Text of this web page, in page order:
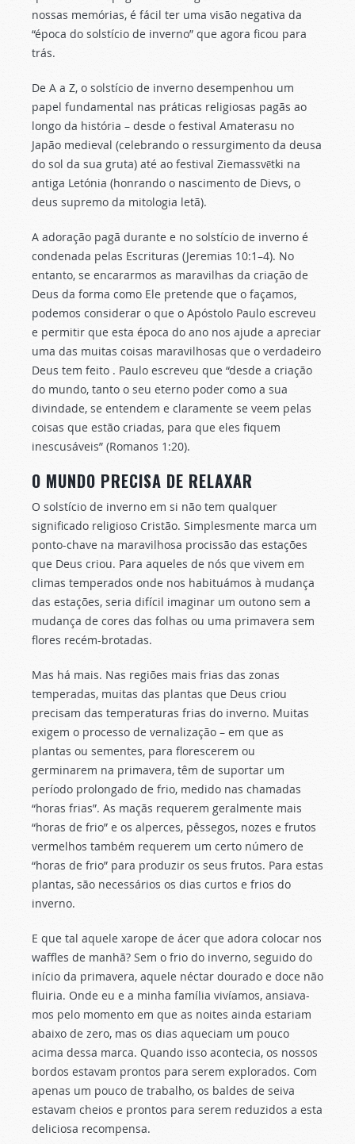
nossas memórias, é fácil ter uma visão negativa da
“época do solstício de inverno” que agora ficou para
trás.
De A a Z, o solstício de inverno desempenhou um
papel fundamental nas práticas religiosas pagãs ao
longo da história – desde o festival Amaterasu no
Japão medieval (celebrando o ressurgimento da deusa
do sol da sua gruta) até ao festival Ziemassvētki na
antiga Letónia (honrando o nascimento de Dievs, o
deus supremo da mitologia letã).
A adoração pagã durante e no solstício de inverno é
condenada pelas Escrituras (Jeremias 10:1–4). No
entanto, se encararmos as maravilhas da criação de
Deus da forma como Ele pretende que o façamos,
podemos considerar o que o Apóstolo Paulo escreveu
e permitir que esta época do ano nos ajude a apreciar
uma das muitas coisas maravilhosas que o verdadeiro
Deus tem feito . Paulo escreveu que “desde a criação
do mundo, tanto o seu eterno poder como a sua
divindade, se entendem e claramente se veem pelas
coisas que estão criadas, para que eles fiquem
inescusáveis” (Romanos 1:20).
O MUNDO PRECISA DE RELAXAR
O solstício de inverno em si não tem qualquer
significado religioso Cristão. Simplesmente marca um
ponto-chave na maravilhosa procissão das estações
que Deus criou. Para aqueles de nós que vivem em
climas temperados onde nos habituámos à mudança
das estações, seria difícil imaginar um outono sem a
mudança de cores das folhas ou uma primavera sem
flores recém-brotadas.
Mas há mais. Nas regiões mais frias das zonas
temperadas, muitas das plantas que Deus criou
precisam das temperaturas frias do inverno. Muitas
exigem o processo de vernalização – em que as
plantas ou sementes, para florescerem ou
germinarem na primavera, têm de suportar um
período prolongado de frio, medido nas chamadas
“horas frias”. As maçãs requerem geralmente mais
“horas de frio” e os alperces, pêssegos, nozes e frutos
vermelhos também requerem um certo número de
“horas de frio” para produzir os seus frutos. Para estas
plantas, são necessários os dias curtos e frios do
inverno.
E que tal aquele xarope de ácer que adora colocar nos
waffles de manhã? Sem o frio do inverno, seguido do
início da primavera, aquele néctar dourado e doce não
fluiria. Onde eu e a minha família vivíamos, ansiava-
mos pelo momento em que as noites ainda estariam
abaixo de zero, mas os dias aqueciam um pouco
acima dessa marca. Quando isso acontecia, os nossos
bordos estavam prontos para serem explorados. Com
apenas um pouco de trabalho, os baldes de seiva
estavam cheios e prontos para serem reduzidos a esta
deliciosa recompensa.